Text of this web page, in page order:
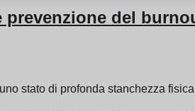
del
stato di profonda stanchezza